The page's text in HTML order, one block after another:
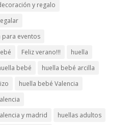
y regalo
para eventos
Feliz verano!!!
huella
bebé
huella bebé arcilla
huella bebé Valencia
y madrid
huellas adultos